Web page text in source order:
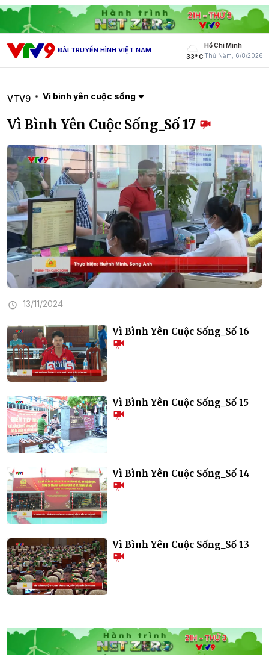
ĐÀI TRUYỀN HÌNH VIỆT NAM
33° C
Hồ Chí Minh
Thứ Năm, 6/8/2026
VTV9 Vì bình yên cuộc sống
Vì Bình Yên Cuộc Sống_Số 17
13/11/2024
Vì Bình Yên Cuộc Sống_Số 16
Vì Bình Yên Cuộc Sống_Số 15
Vì Bình Yên Cuộc Sống_Số 14
Vì Bình Yên Cuộc Sống_Số 13